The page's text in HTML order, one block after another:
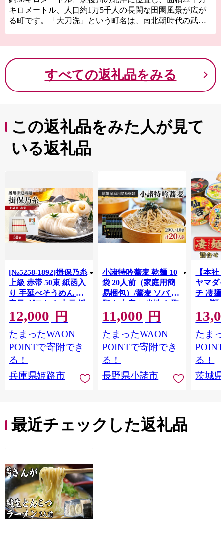
キロメートル、人口約1万5千人の長閑な田園風景が広が
る町です。「大刀洗」という町名は、南北朝時代の武将
一と言われた陸軍の大刀洗飛行場があったところでもあ
すべての返礼品をみる
この返礼品をみた人が見て
いる返礼品
[№5258-1892]揖保乃糸
上級 赤帯 50束 紙函入
り 手延べそうめん 大
容量 ギフト お中元 播
州そうめん
12,000 円
たまったWAON
POINTで寄附でき
る！
兵庫県姫路市
小諸特吟蕎麦 乾麺 10
袋 20人前（家庭用簡
易梱包）/蕎麦 ソバ 長
野 お土産 ご当地 お取
り寄せ 麺類 信州そば
麺類
11,000 円
たまったWAON
POINTで寄附でき
る！
長野県小諸市
【本
ヤマ
チ 凄
ップ
せ セ
ーメン
プラ
ント
存食
蓄
たま
る！
茨城
最近チェックした返礼品